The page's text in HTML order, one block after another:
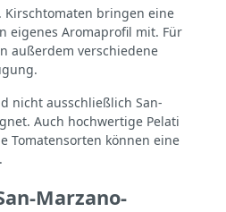
und Basilikum
braucht es oft nicht. Die
praktisch, wenn
werden sollen oder
auf einmal
Auch für Pastasaucen,
Schmorgerichte ist
zeitsparend
die nicht mit
möchten.
Tomaten Inhalt
bringen eine
eigenes Aromaprofil mit. Für
außerdem verschiedene
nicht ausschließlich San-
Auch hochwertige Pelati
Tomatensorten können eine
Marzano-